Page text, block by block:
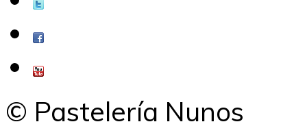
© Pastelería Nunos